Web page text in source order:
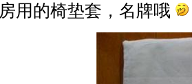
房用的椅垫套，名牌哦